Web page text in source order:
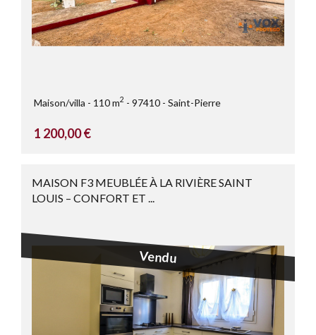
Maison/villa 110 m2 97410 Saint-Pierre
1 200,00 €
MAISON F3 MEUBLÉE À LA RIVIÈRE SAINT
LOUIS – CONFORT ET ...
Vendu